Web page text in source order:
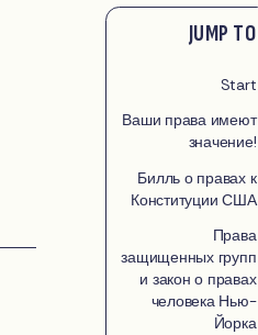
JUMP TO
Start
Ваши права имеют
значение!
Билль о правах к
Конституции США
Права
защищенных групп
и закон о правах
человека Нью-
Йорка